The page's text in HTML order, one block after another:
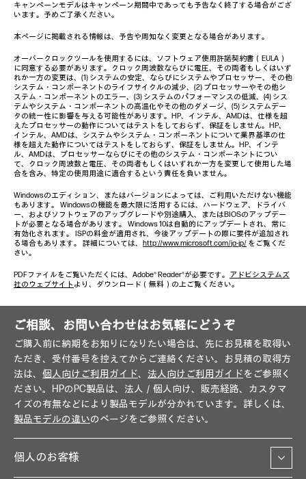
キャンペーンモデルはキャンペーン期間中であっても予告なく終了する場合がござ
います。予めご了承ください。
本ページに掲載される情報は、予告や周知なく変更となる場合があります。
オーバークロックツールを使用するには、ソフトウェア使用許諾契約書（EULA）
に同意する必要があります。クロック周波数ならびに電圧、その両者もしくはいず
れか一方の変更は、(1) システムの安定、ならびにシステムやプロセッサー、その他
システム・コンポーネントのライフサイクルの減少、(2) プロセッサーやその他シ
ステム・コンポーネントのエラー、(3) システムのパフォーマンスの低減、(4) シス
テムやシステム・コンポーネントの高温化やその他のダメージ、(5) システムデー
タの統一性に影響を与える可能性があります。HP、インテル、AMDは、仕様を超
えたプロセッサーの動作についてはテストをしておらず、保証をしません。HP、
インテル、AMDは、システムやシステム・コンポーネントについて業界基準の仕
様を超えた動作についてはテストをしておらず、保証をしません。HP、インテ
ル、AMDは、プロセッサーならびにその他のシステム・コンポーネントについ
て、クロック周波数と電圧、その両者もしくはいずれか一方を変更して使用した場
合を含み、特定の使用用途に適合するという責任を負いません。
Windowsのエディション、またはバージョンによっては、ご利用いただけない機能
もあります。 Windowsの機能を最大限に活用するには、ハードウェア、ドライバ
ー、およびソフトウェアのアップグレードや別途購入、またはBIOSのアップデー
トが必要となる場合があります。 Windows 10は自動的にアップデートされ、常に
有効化されます。 ISPの料金が適用され、今後アップデートの際に要件が追加され
る場合もあります。 詳細については、 http://www.microsoft.com/ja-jp/ をご覧くだ
さい。
PDFファイルをご覧いただくには、Adobe® Reader®が必要です。 アドビシステムズ
社のウェブサイト より、ダウンロード（無料）の上ご覧ください。
ご相談、お問い合わせはお気軽にどうぞ
ご購入前に納期をお知りになりたい場合は、先にお見積を取得い
ただき、受付番号を控えてからご連絡ください。お見積の取得方
法は、 個人向けご利用ガイド、 法人向けご利用ガイドをご参照く
ださい。HPのPC製品は、法人／個人向け、販売経路、カスタマ
イズの有無などにより製品モデルが分かれています。詳しくは、
製品モデルの違いのページをご参照ください。
個人のお客様